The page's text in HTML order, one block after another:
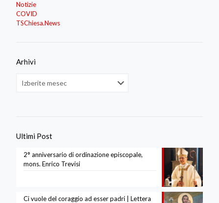
Notizie
COVID
TSChiesa.News
Arhivi
Ultimi Post
2° anniversario di ordinazione episcopale,
mons. Enrico Trevisi
Ci vuole del coraggio ad esser padri | Lettera